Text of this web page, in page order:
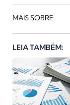
MAIS SOBRE:
LEIA TAMBÉM: